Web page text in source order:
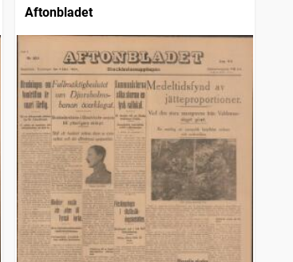
Aftonbladet